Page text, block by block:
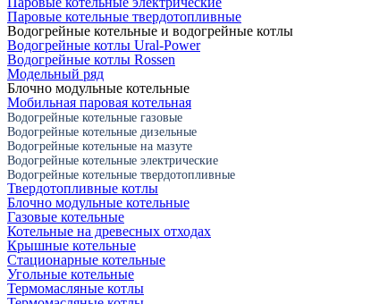
Паровые котельные твердотопливные
Водогрейные котельные и водогрейные котлы
Водогрейные котлы Ural-Power
Водогрейные котлы Rossen
Модельный ряд
Блочно модульные котельные
Мобильная паровая котельная
Водогрейные котельные газовые
Водогрейные котельные дизельные
Водогрейные котельные на мазуте
Водогрейные котельные электрические
Водогрейные котельные твердотопливные
Твердотопливные котлы
Блочно модульные котельные
Газовые котельные
Котельные на древесных отходах
Крышные котельные
Стационарные котельные
Угольные котельные
Термомасляные котлы